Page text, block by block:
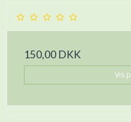
150,00 DKK
Vis